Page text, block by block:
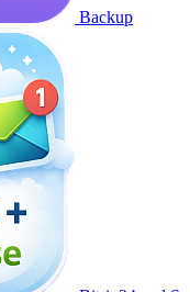
Backup